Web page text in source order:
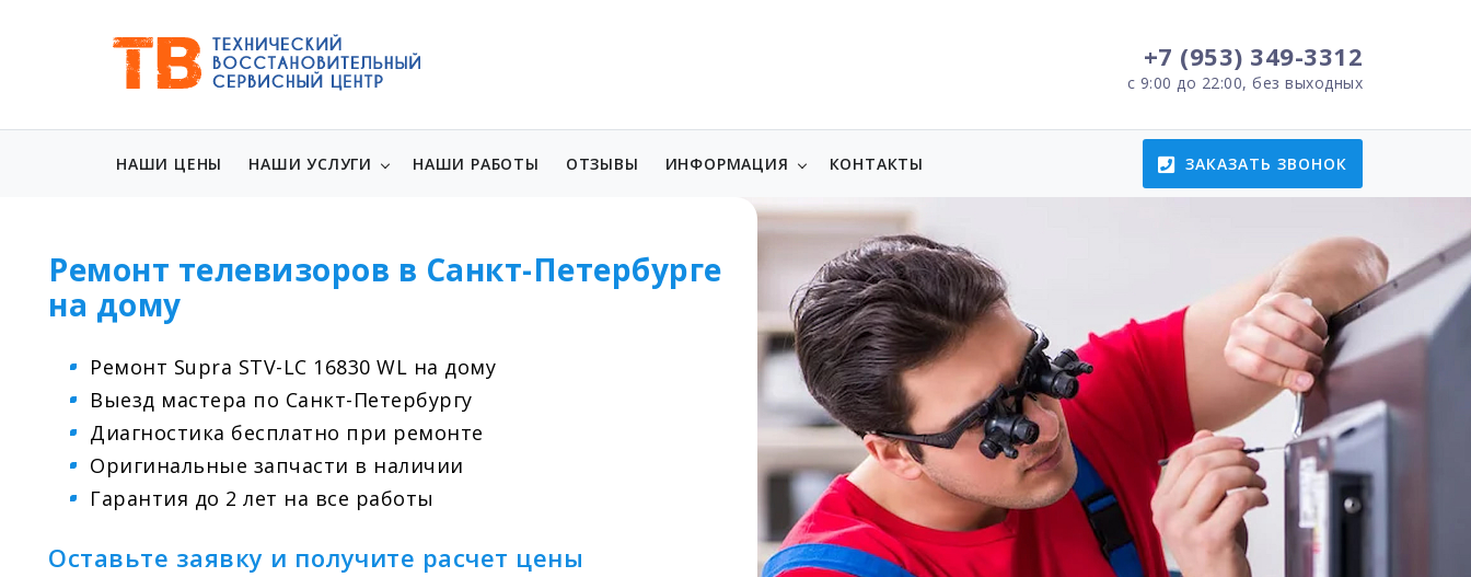
+7 (953) 349-3312
с 9:00 до 22:00, без выходных
НАШИ ЦЕНЫ НАШИ УСЛУГИ НАШИ РАБОТЫ ОТЗЫВЫ ИНФОРМАЦИЯ КОНТАКТЫ ЗАКАЗАТЬ ЗВОНОК
Ремонт телевизоров в Санкт-Петербурге
на дому
Ремонт Supra STV-LC 16830 WL на дому
Выезд мастера по Санкт-Петербургу
Диагностика бесплатно при ремонте
Оригинальные запчасти в наличии
Гарантия до 2 лет на все работы
Оставьте заявку и получите расчет цены